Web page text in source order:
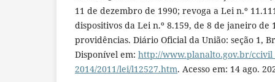
11 de dezembro de 1990; revoga a Lei n.º
dispositivos da Lei n.º 8.159, de 8 de janeiro de
providências. Diário Oficial da União: seção 1,
Disponível em: http://www.planalto.gov.br/
2014/2011/lei/l12527.htm. Acesso em: 14 ago.